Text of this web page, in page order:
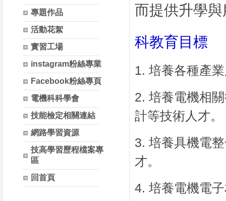
專題作品
活動花絮
實習工場
instagram粉絲專業
Facebook粉絲專頁
電機科科學會
技能檢定相關連結
網路學習資源
技高學習歷程檔案專
區
回首頁
而提供升學
科教育目標
1. 培養各種產
2. 培養電機相
計等技術人才。
3. 培養具機電
才。
4. 培養電機電